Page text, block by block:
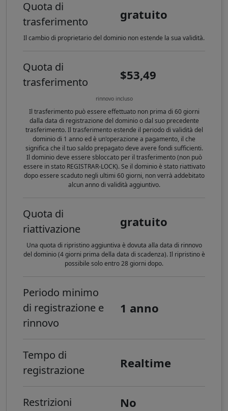
Quota di
trasferimento
gratuito
Il cambio di proprietario del dominio non estende la sua validità.
Quota di
trasferimento
$53,49
rinnovo incluso
Il trasferimento può essere effettuato non prima di 60 giorni
dalla data di registrazione del dominio o dal suo precedente
trasferimento. Il trasferimento estende il periodo di validità del
dominio di 1 anno ed è un'operazione a pagamento, il che
significa che il tuo saldo prepagato deve avere fondi sufficienti.
Il dominio deve essere sbloccato per il trasferimento (non può
essere in stato REGISTRAR-LOCK). Se il dominio è stato riattivato
dopo essere scaduto negli ultimi 60 giorni, non verrà addebitato
alcun anno di validità aggiuntivo.
Quota di
riattivazione
gratuito
Una quota di ripristino aggiuntiva è dovuta alla data di rinnovo
del dominio (4 giorni prima della data di scadenza). Il ripristino è
possibile solo entro 28 giorni dopo.
Periodo minimo
di registrazione e
rinnovo
1 anno
Tempo di
registrazione
Realtime
Restrizioni No